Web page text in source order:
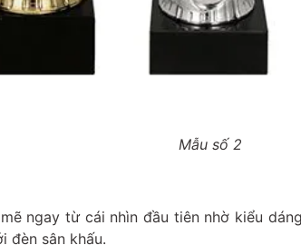
Mẫu số 2
ngay từ cái nhìn đầu tiên nhờ kiểu
đèn sân khấu.